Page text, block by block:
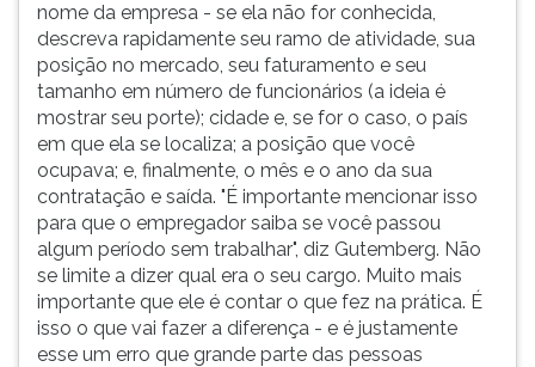
nome da empresa - se ela não for conhecida,
descreva rapidamente seu ramo de atividade, sua
posição no mercado, seu faturamento e seu
tamanho em número de funcionários (a ideia é
mostrar seu porte); cidade e, se for o caso, o país
em que ela se localiza; a posição que você
ocupava; e, finalmente, o mês e o ano da sua
contratação e saída. "É importante mencionar isso
para que o empregador saiba se você passou
algum período sem trabalhar", diz Gutemberg. Não
se limite a dizer qual era o seu cargo. Muito mais
importante que ele é contar o que fez na prática. É
isso o que vai fazer a diferença - e é justamente
esse um erro que grande parte das pessoas